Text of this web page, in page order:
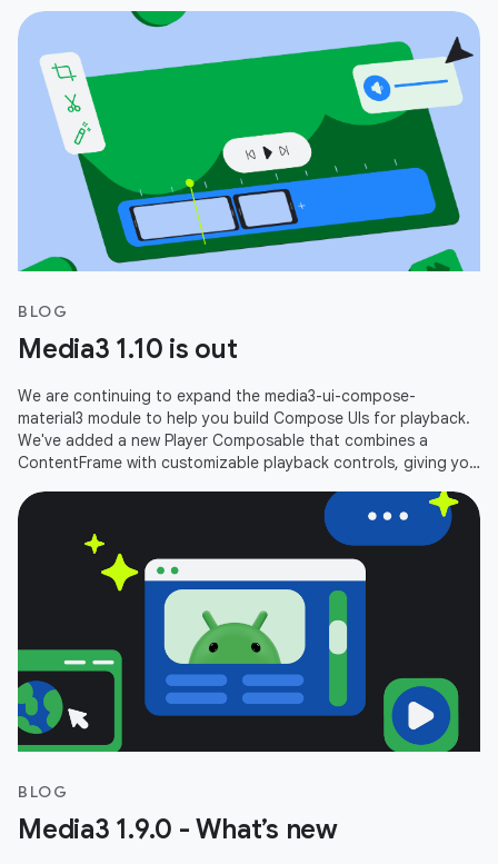
BLOG
Media3 1.10 is out
We are continuing to expand the media3-ui-compose-
material3 module to help you build Compose UIs for playback.
We've added a new Player Composable that combines a
ContentFrame with customizable playback controls, giving you
BLOG
Media3 1.9.0 - What’s new